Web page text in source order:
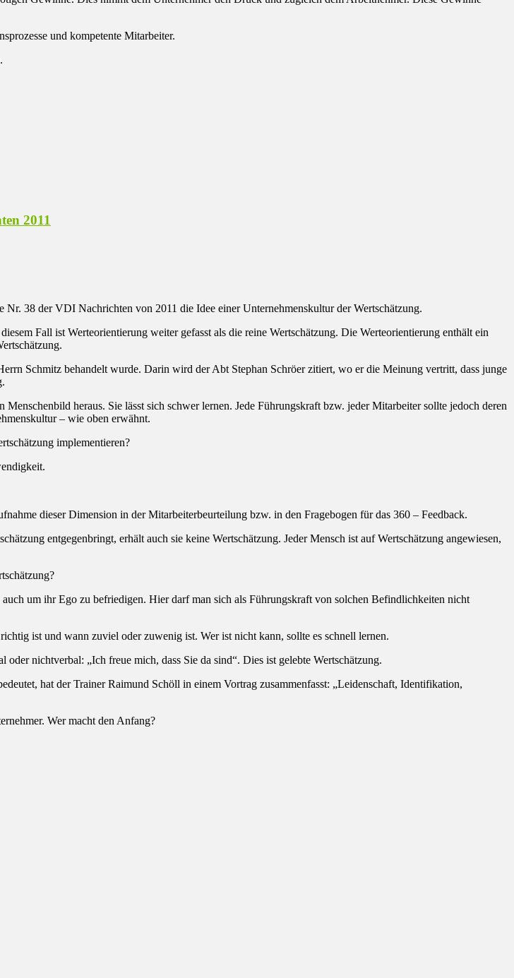
und kompetente Mitarbeiter.
2011
38 der VDI Nachrichten von 2011 die Idee einer Unternehmenskultur der Wertschätzung.
Fall ist Werteorientierung weiter gefasst als die reine Wertschätzung. Die Werteorientierung enthält ein
Schmitz behandelt wurde. Darin wird der Abt Stephan Schröer zitiert, wo er die Meinung vertritt, dass junge
heraus. Sie lässt sich schwer lernen. Jede Führungskraft bzw. jeder Mitarbeiter sollte jedoch deren
– wie oben erwähnt.
implementieren?
dieser Dimension in der Mitarbeiterbeurteilung bzw. in den Fragebogen für das 360 – Feedback.
entgegenbringt, erhält auch sie keine Wertschätzung. Jeder Mensch ist auf Wertschätzung angewiesen,
um ihr Ego zu befriedigen. Hier darf man sich als Führungskraft von solchen Befindlichkeiten nicht
ist und wann zuviel oder zuwenig ist. Wer ist nicht kann, sollte es schnell lernen.
nichtverbal: „Ich freue mich, dass Sie da sind“. Dies ist gelebte Wertschätzung.
hat der Trainer Raimund Schöll in einem Vortrag zusammenfasst: „Leidenschaft, Identifikation,
Wer macht den Anfang?